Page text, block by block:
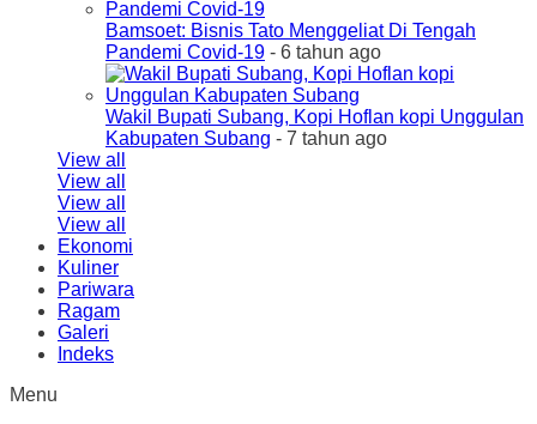
Bamsoet: Bisnis Tato Menggeliat Di Tengah
Pandemi Covid-19 - 6 tahun ago
Wakil Bupati Subang, Kopi Hoflan kopi Unggulan
Kabupaten Subang - 7 tahun ago
View all
View all
View all
View all
Ekonomi
Kuliner
Pariwara
Ragam
Galeri
Indeks
Menu